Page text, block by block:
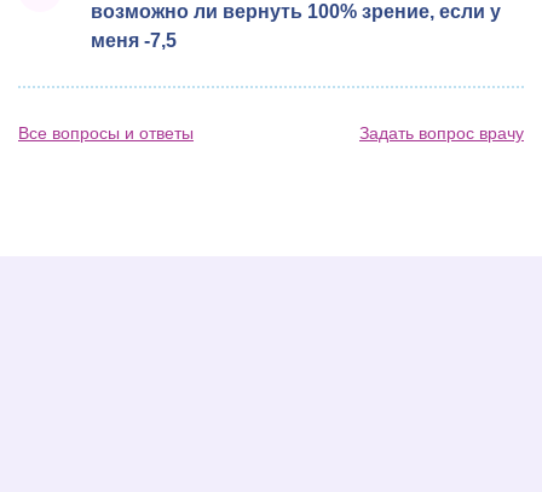
возможно ли вернуть 100% зрение, если у
меня -7,5
Все вопросы и ответы Задать вопрос врачу